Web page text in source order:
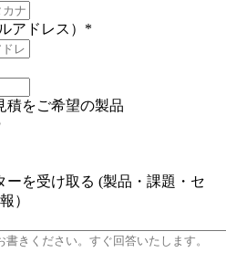
アドレス） *
積をご希望の製品
ーを受け取る (製品・課題・セ
）